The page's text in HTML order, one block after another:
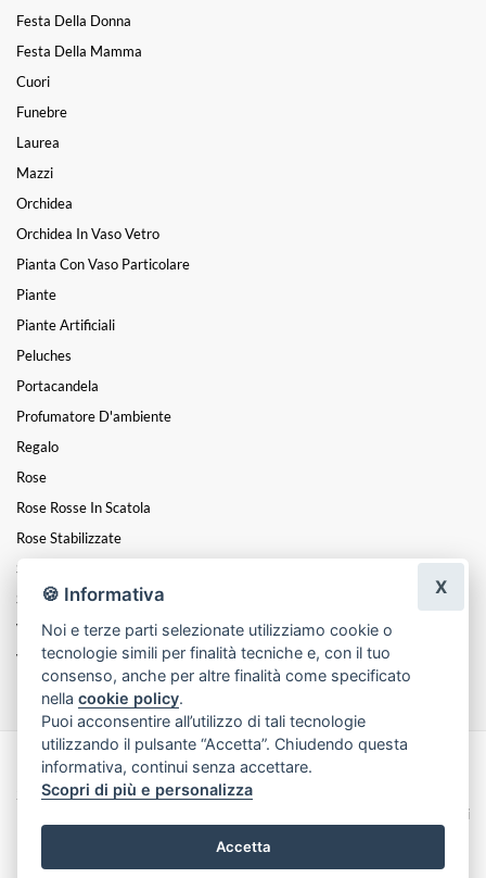
Festa Della Donna
Festa Della Mamma
Cuori
Funebre
Laurea
Mazzi
Orchidea
Orchidea In Vaso Vetro
Pianta Con Vaso Particolare
Piante
Piante Artificiali
Peluches
Portacandela
Profumatore D'ambiente
Regalo
Rose
Rose Rosse In Scatola
Rose Stabilizzate
Scatole Con Fiori Assortiti
Scatole Con Rose Naturali
Vasi
Vasi Faccia
Made with byInfoser.it- Realizzazione Siti ecommerce per Fioristi
2026
Termini e Condizioni
🍪 Informativa
Noi e terze parti selezionate utilizziamo cookie o
tecnologie simili per finalità tecniche e, con il tuo
consenso, anche per altre finalità come specificato
nellacookie policy.
Puoi acconsentire all’utilizzo di tali tecnologie
utilizzando il pulsante “Accetta”. Chiudendo questa
informativa, continui senza accettare.
Scopri di più e personalizza
Accetta
X